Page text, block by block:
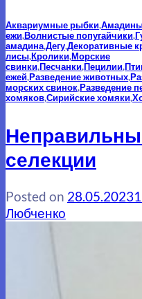
Аквариумные рыбки,
ежи,Волнистые попугайчики,
амадина,Дегу,Декоративные
лисы,Кролики,Морские
свинки,Песчанки,Пецилии,
ежей,Разведение животных,
морских свинок,Разведение
хомяков,Сирийские хомяки,
селекции
Posted on 28.05.2023
Любченко